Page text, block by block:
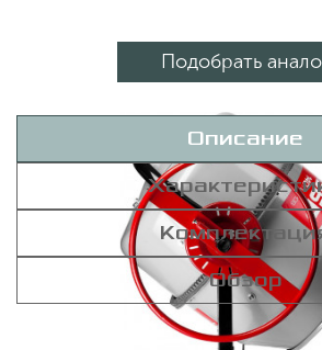
Подобрать
Описание
Обзор
Бетономешалка ЗУБР 140 л